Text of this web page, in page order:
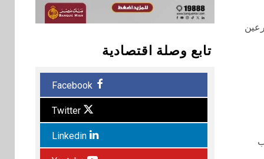
تابع وصلة اقتصادية
Facebook
Twitter
Linkedin